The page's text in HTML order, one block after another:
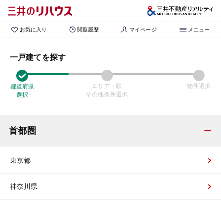
お気に入り 閲覧履歴 マイページ メニュー
一戸建てを探す
都道府県
選択
エリア・駅
その他条件選択
物件選択
首都圏
東京都
神奈川県